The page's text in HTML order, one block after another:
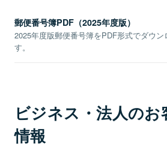
郵便番号簿PDF（2025年度版）
2025年度版郵便番号簿をPDF形式でダウン
す。
ビジネス・法人のお
情報